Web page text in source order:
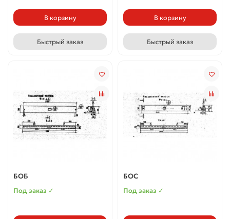
В корзину
Быстрый заказ
В корзину
Быстрый заказ
БОБ
Под заказ ✓
БОС
Под заказ ✓